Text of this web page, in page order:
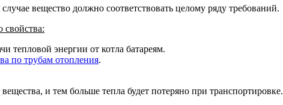
вещество должно соответствовать целому ряду требований.
свойства:
тепловой энергии от котла батареям.
по трубам отопления.
и тем больше тепла будет потеряно при транспортировке.